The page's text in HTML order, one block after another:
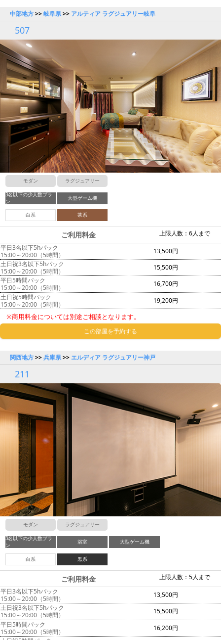
中部地方>>岐阜県>> アルティア ラグジュアリー岐阜
507
モダン ラグジュアリー
3名以下の少人数プラ
ン
大型ゲーム機
白系 茶系
上限人数：6人まで
ご利用料金
平日3名以下5hパック
15:00～20:00（5時間）
13,500円
土日祝3名以下5hパック
15:00～20:00（5時間）
15,500円
平日5時間パック
15:00～20:00（5時間）
16,700円
土日祝5時間パック
15:00～20:00（5時間）
19,200円
※商用料金については別途ご相談となります。
この部屋を予約する
関西地方>>兵庫県>> エルディア ラグジュアリー神戸
211
モダン ラグジュアリー
3名以下の少人数プラ
ン
浴室 大型ゲーム機
白系 黒系
上限人数：5人まで
ご利用料金
平日3名以下5hパック
15:00～20:00（5時間）
13,500円
土日祝3名以下5hパック
15:00～20:00（5時間）
15,500円
平日5時間パック
15:00～20:00（5時間）
16,200円